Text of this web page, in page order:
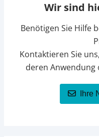
Wir sind
Benötigen Sie Hilfe
Kontaktieren Sie
deren Anwendung
Ihre